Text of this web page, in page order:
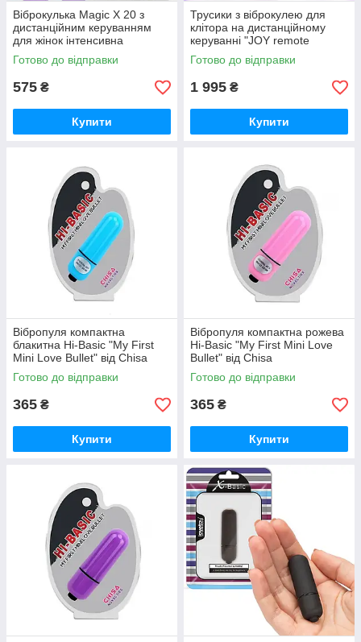
Віброкулька Magic X 20 з
дистанційним керуванням
для жінок інтенсивна
стимуляція
Готово до відправки
575 ₴
Купити
Трусики з віброкулею для
клітора на дистанційному
керуванні "JOY remote
control" від LoveToy
Готово до відправки
1 995 ₴
Купити
Вібропуля компактна
блакитна Hi-Basic "My First
Mini Love Bullet" від Chisa
Готово до відправки
365 ₴
Купити
Вібропуля компактна рожева
Hi-Basic "My First Mini Love
Bullet" від Chisa
Готово до відправки
365 ₴
Купити